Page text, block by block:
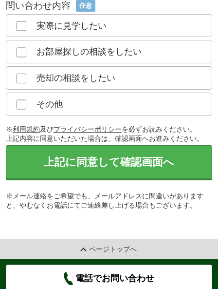
問い合わせ内容 任意
実際に見学したい
お部屋探しの相談をしたい
売却の相談をしたい
その他
※利用規約及びプライバシーポリシーを必ずお読みください。
上記内容に同意いただいた場合は、確認画面へお進みください。
上記に同意して確認画面へ
※メール連絡をご希望でも、メールアドレスに間違いがあります
と、やむなくお電話にてご連絡差し上げる場合もございます。
ページトップへ
電話でお問い合わせ